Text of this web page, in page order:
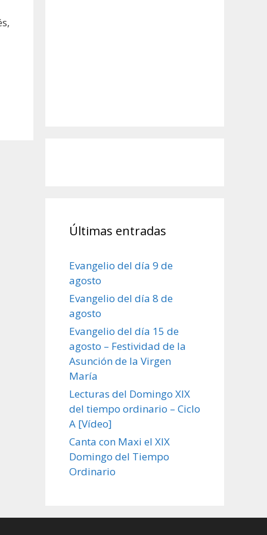
Últimas entradas
Evangelio del día 9 de
agosto
Evangelio del día 8 de
agosto
Evangelio del día 15 de
agosto – Festividad de la
Asunción de la Virgen
María
Lecturas del Domingo XIX
del tiempo ordinario – Ciclo
A [Vídeo]
Canta con Maxi el XIX
Domingo del Tiempo
Ordinario